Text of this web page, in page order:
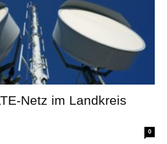
Netz im Landkreis
0